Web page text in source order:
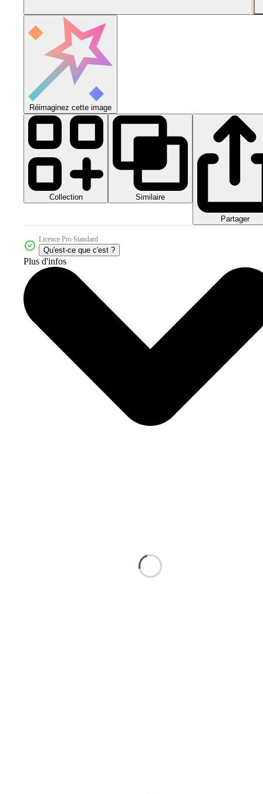
Réimaginez cette image
Collection Similaire
Partager
Licence Pro Standard
Qu'est-ce que c'est ?
Plus d'infos